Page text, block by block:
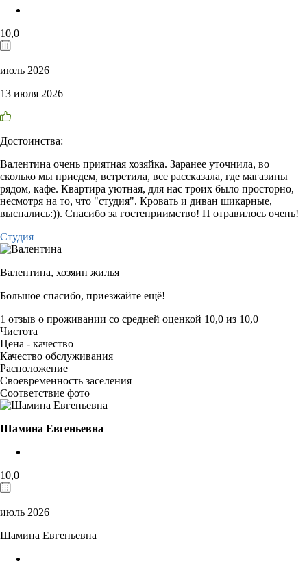
10,0
июль 2026
13 июля 2026
Достоинства:
Валентина очень приятная хозяйка. Заранее уточнила, во
сколько мы приедем, встретила, все рассказала, где магазины
рядом, кафе. Квартира уютная, для нас троих было просторно,
несмотря на то, что "студия". Кровать и диван шикарные,
выспались:)). Спасибо за гостеприимство! П отравилось очень!
Студия
Валентина, хозяин жилья
Большое спасибо, приезжайте ещё!
1 отзыв о проживании со средней оценкой 10,0 из 10,0
Чистота
Цена - качество
Качество обслуживания
Расположение
Своевременность заселения
Соответствие фото
Шамина Евгеньевна
10,0
июль 2026
Шамина Евгеньевна